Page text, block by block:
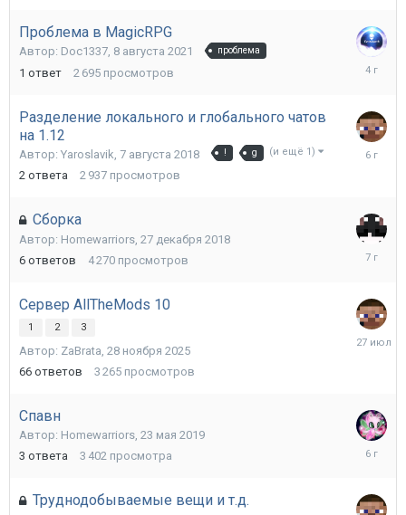
Проблема в MagicRPG
Автор: Doc1337, 8 августа 2021 проблема
1 ответ 2 695 просмотров
19
Разделение локального и глобального чатов
на 1.12
Автор: Yaroslavik 7 августа 2018 ! g (и ещё 1)
2 ответа 2 937 просмотров
Сборка
Автор: Homewarriors, 27 декабря 2018
6 ответов 4 270 просмотров
Сервер AllTheMods 10
1 2 3
Автор: ZaBrata, 28 ноября 2025
66 ответов 3 265 просмотров
27
Спавн
Автор: Homewarriors, 23 мая 2019
3 ответа 3 402 просмотра
12
Труднодобываемые вещи и т.д.